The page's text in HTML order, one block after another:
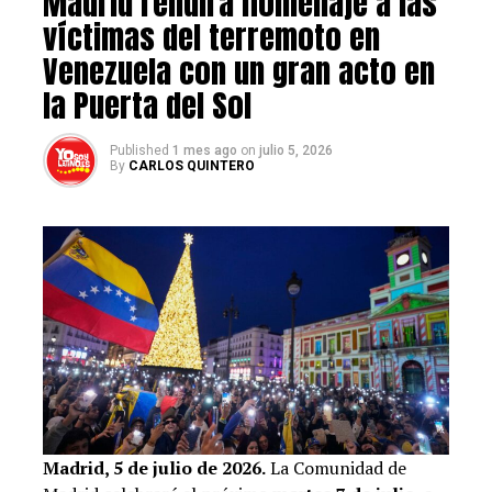
Las nominaciones fueron realizadas por sus autores o
por otros socios de Venezuelan Press como
reconocimiento al trabajo de sus compañeros.
Post Views: 497
RELATED TOPICS:
20 franquicias que están buscando asociados por toda
España
DON'T MISS
Leoncio Barrios presentó su libro “Cerro Grande” en
Miami
víctimas del terremoto en
Venezuela con un gran acto en
la Puerta del Sol
Published 1 mes ago on julio 5, 2026
By CARLOS QUINTERO
Madrid, 5 de julio de 2026.La Comunidad de